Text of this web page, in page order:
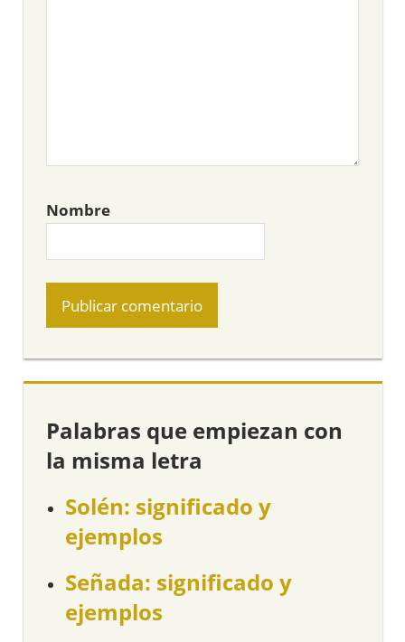
Nombre
Palabras que empiezan con
la misma letra
Solén: significado y
ejemplos
Señada: significado y
ejemplos